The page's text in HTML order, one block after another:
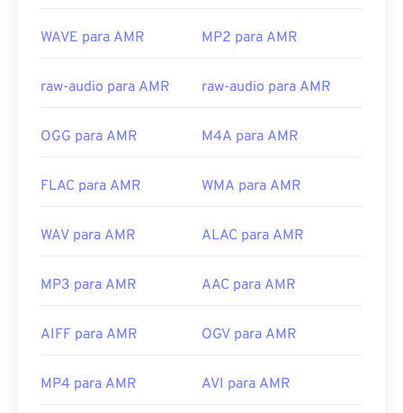
Rate_audio_codec
WAVE para AMR MP2 para AMR
raw-audio para AMR raw-audio para AMR
OGG para AMR M4A para AMR
FLAC para AMR WMA para AMR
WAV para AMR ALAC para AMR
MP3 para AMR AAC para AMR
AIFF para AMR OGV para AMR
MP4 para AMR AVI para AMR